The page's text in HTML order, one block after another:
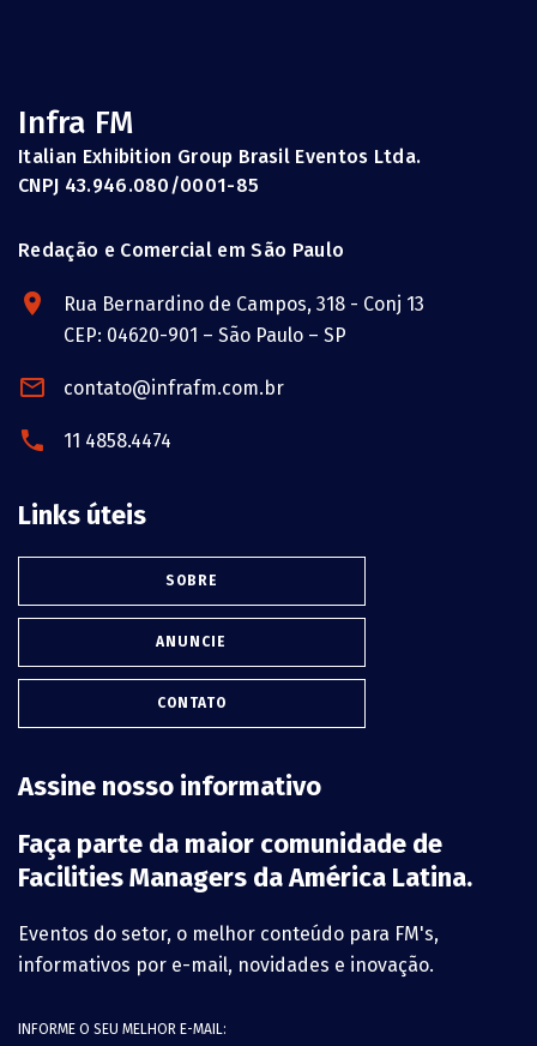
Infra FM
Italian Exhibition Group Brasil Eventos Ltda.
CNPJ 43.946.080/0001-85
Redação e Comercial em São Paulo
Rua Bernardino de Campos, 318 - Conj 13
CEP: 04620-901 – São Paulo – SP
contato@infrafm.com.br
11 4858.4474
Links úteis
SOBRE
ANUNCIE
CONTATO
Assine nosso informativo
Faça parte da maior comunidade de
Facilities Managers da América Latina.
Eventos do setor, o melhor conteúdo para FM's,
informativos por e-mail, novidades e inovação.
INFORME O SEU MELHOR E-MAIL: